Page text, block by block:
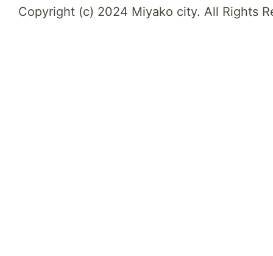
Copyright (c) 2024 Miyako city. All Rights